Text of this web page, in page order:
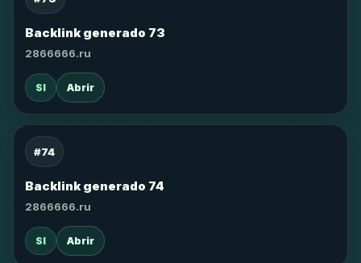
Backlink generado 73
2866666.ru
SI Abrir
#74
Backlink generado 74
2866666.ru
SI Abrir